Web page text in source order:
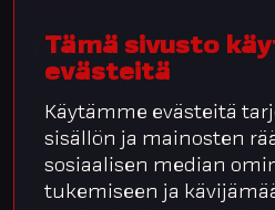
Tämä sivusto
evästeitä
Käytämme evästeitä
sisällön ja mainosten
sosiaalisen median
tukemiseen ja
Tekoäly
Tekoälyn hyödyntäminen
asiakaskysymyksiin
tehtävienhallinnassa.
tekoäly tulee entistä
myös